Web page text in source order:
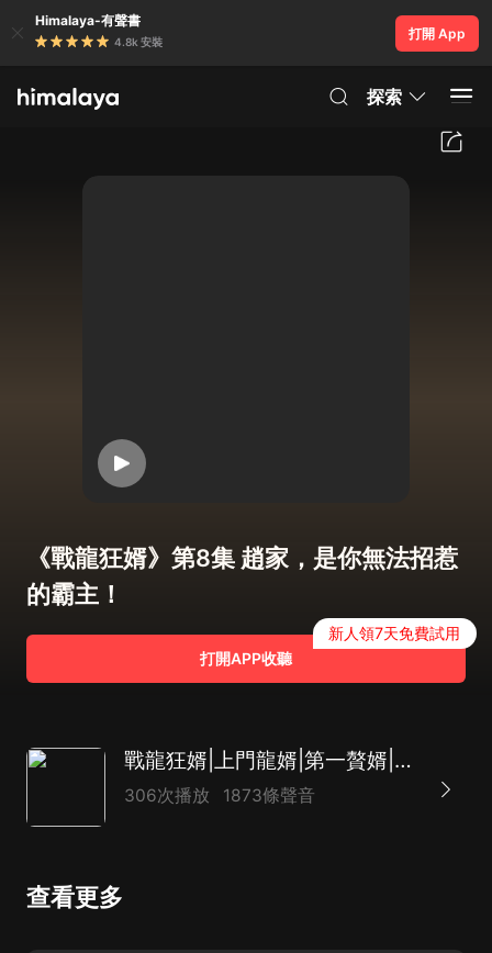
Himalaya-有聲書
4.8k 安裝
打開 App
探索
《戰龍狂婿》第8集 趙家，是你無法招惹
的霸主！
打開APP收聽
新人領7天免費試用
戰龍狂婿|上門龍婿|第一贅婿|最佳女婿Ai
306次播放 1873條聲音
查看更多